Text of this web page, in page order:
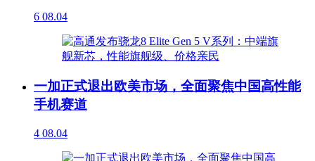
6 08.04
一加正式退出欧美市场，全面聚焦中国高性能
手机赛道
4 08.04